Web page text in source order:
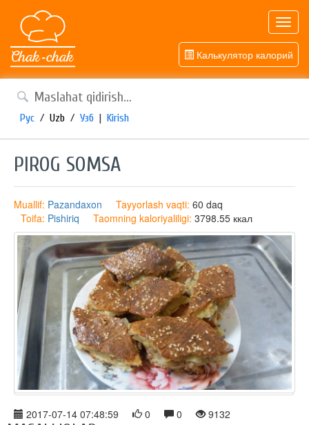
Калькулятор калорий
Рус / Uzb / Узб | Kirish
PIROG SOMSA
Muallif: Pazandaxon Tayyorlash vaqti: 60 daq
Toifa: Pishiriq Taomning kaloriyaliligi: 3798.55 ккал
2017-07-14 07:48:59 0 0 9132